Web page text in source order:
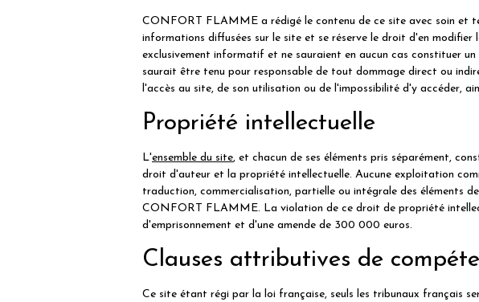
CONFORT FLAMME a rédigé le contenu de ce site avec soin et
informations diffusées sur le site et se réserve le droit d'en
exclusivement informatif et ne sauraient en aucun cas constituer
saurait être tenu pour responsable de tout dommage direct ou
l'accès au site, de son utilisation ou de l'impossibilité d'y accéder,
Propriété intellectuelle
L'ensemble du site, et chacun de ses éléments pris séparément,
droit d'auteur et la propriété intellectuelle. Aucune exploitation
traduction, commercialisation, partielle ou intégrale des éléments
CONFORT FLAMME. La violation de ce droit de propriété
d'emprisonnement et d'une amende de 300 000 euros.
Clauses attributives de
Ce site étant régi par la loi française, seuls les tribunaux français